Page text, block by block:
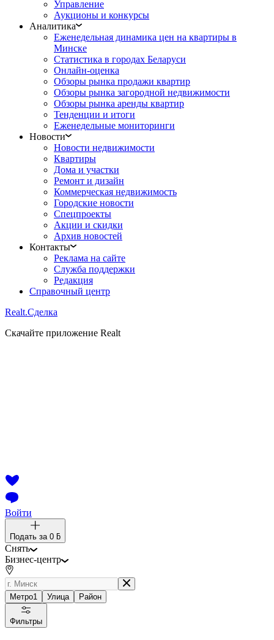
Управление
Аукционы и конкурсы
Аналитика
Еженедельная динамика цен на квартиры в
Минске
Статистика в городах Беларуси
Онлайн-оценка
Обзоры рынка продажи квартир
Обзоры рынка загородной недвижимости
Обзоры рынка аренды квартир
Тенденции и итоги
Еженедельные мониторинги
Новости
Новости недвижимости
Квартиры
Дома и участки
Ремонт и дизайн
Коммерческая недвижимость
Городские новости
Спецпроекты
Акции и скидки
Архив новостей
Контакты
Реклама на сайте
Служба поддержки
Редакция
Справочный центр
Realt.Сделка
Скачайте приложение Realt
Войти
Подать за 0 ƃ
Снять
Бизнес-центр
Метро1 Улица Район
Фильтры